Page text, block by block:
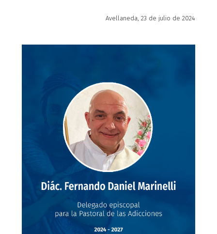
Avellaneda, 23 de julio de 2024